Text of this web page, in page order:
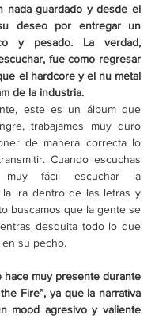
nada guardado y desde el
deseo por entregar un
y pesado. La verdad,
fue como regresar
el hardcore y el nu metal
de la industria.
este es un álbum que
trabajamos muy duro
de manera correcta lo
Cuando escuchas
fácil escuchar la
la ira dentro de las letras y
buscamos que la gente se
desquita todo lo que
su pecho.
hace muy presente durante
Fire”, ya que la narrativa
mood agresivo y valiente